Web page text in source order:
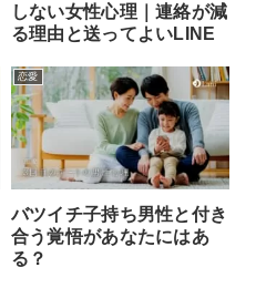
しない女性心理｜連絡が減
る理由と送ってよいLINE
恋愛
バツイチ子持ち男性と付き
合う覚悟があなたにはあ
る？